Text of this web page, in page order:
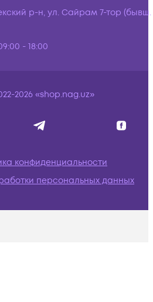
р-н, ул. Сайрам 7-тор (бывш.
- 18:00
2026 «shop.nag.uz»
конфиденциальности
персональных данных